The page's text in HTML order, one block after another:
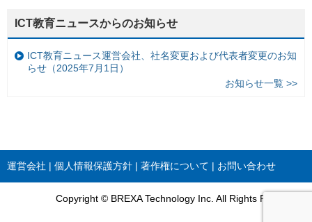
ICT教育ニュースからのお知らせ
ICT教育ニュース運営会社、社名変更および代表者変更のお知
らせ（2025年7月1日）
お知らせ一覧 >>
運営会社 個人情報保護方針 著作権について お問い合わせ
Copyright © BREXA Technology Inc. All Rights Reserved.